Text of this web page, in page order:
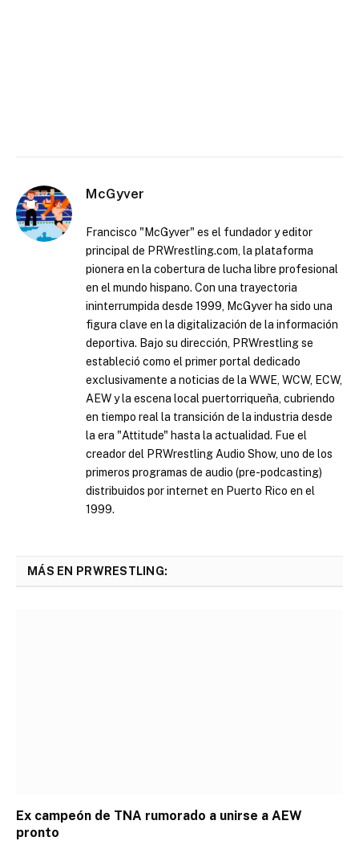
McGyver
Francisco "McGyver" es el fundador y editor
principal de PRWrestling.com, la plataforma
pionera en la cobertura de lucha libre profesional
en el mundo hispano. Con una trayectoria
ininterrumpida desde 1999, McGyver ha sido una
figura clave en la digitalización de la información
deportiva. Bajo su dirección, PRWrestling se
estableció como el primer portal dedicado
exclusivamente a noticias de la WWE, WCW, ECW,
AEW y la escena local puertorriqueña, cubriendo
en tiempo real la transición de la industria desde
la era "Attitude" hasta la actualidad. Fue el
creador del PRWrestling Audio Show, uno de los
primeros programas de audio (pre-podcasting)
distribuidos por internet en Puerto Rico en el
1999.
MÁS EN PRWRESTLING:
Ex campeón de TNA rumorado a unirse a AEW
pronto